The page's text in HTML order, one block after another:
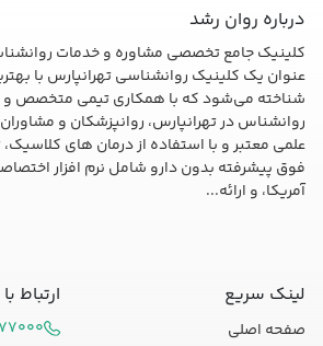
درباره روان رشد
کلینیک جامع تخصصی مشاوره و خدمات
عنوان یک کلینیک روانشناسی تهرانپارس با
شناخته می‌شود که با همکاری تیمی متخصص و
روانشناس در تهرانپارس، روانپزشکان و
علمی معتبر و با استفاده از درمان های
فوق پیشرفته بدون دارو شامل نرم افزار
آمریکا، و ارائه...
لینک سریع
صفحه اصلی
ارتباط
۰۲۱-